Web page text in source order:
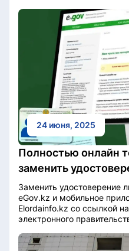
24 июня, 2025
Полностью онлайн
заменить
Заменить удостоверение
eGov.kz и мобильное
Elordainfo.kz со ссылкой
электронного